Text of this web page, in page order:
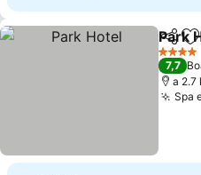
Park
4 Estrelas
7,7
a 2.7
Spa